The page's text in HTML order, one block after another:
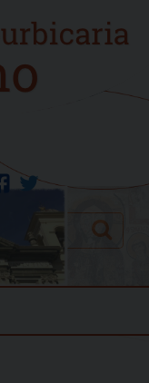
twitter
facebook
Search